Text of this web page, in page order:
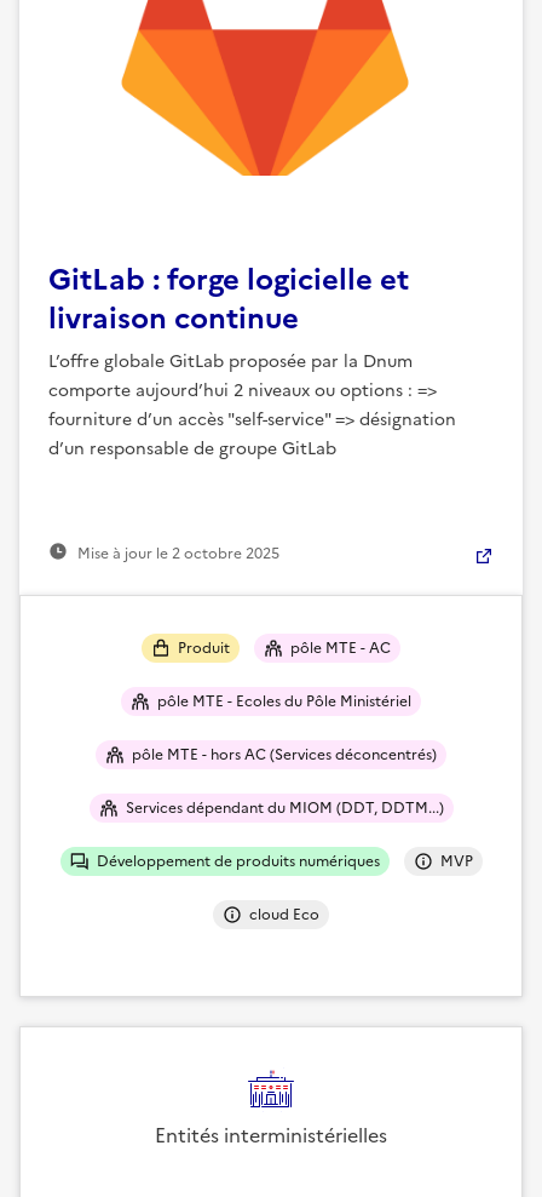
GitLab : forge logicielle et
livraison continue
L’offre globale GitLab proposée par la Dnum
comporte aujourd’hui 2 niveaux ou options : =>
fourniture d’un accès "self-service" => désignation
d’un responsable de groupe GitLab
Mise à jour le2 octobre 2025
Produit pôle MTE - AC
pôle MTE - Ecoles du Pôle Ministériel
pôle MTE - hors AC (Services déconcentrés)
Services dépendant du MIOM (DDT, DDTM...)
Développement de produits numériques MVP
cloud Eco
Entités interministérielles